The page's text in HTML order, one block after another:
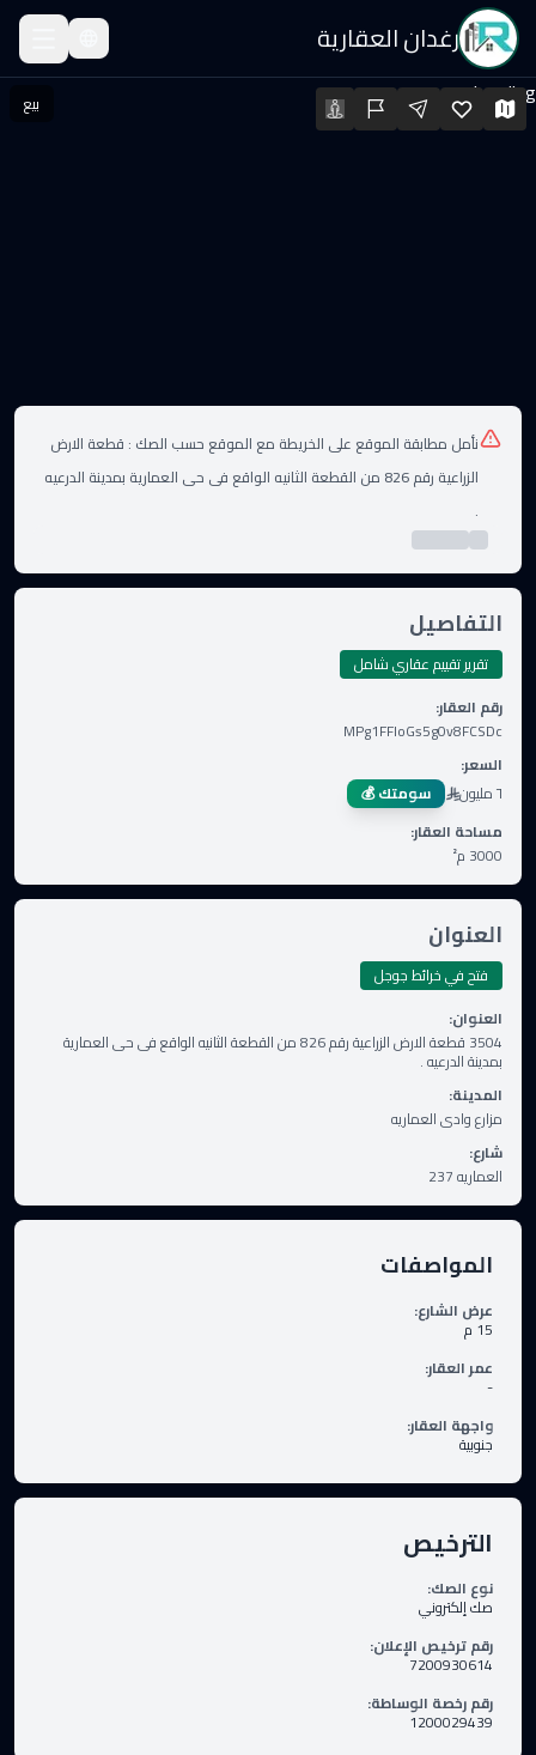
رغدان العقارية
ارض للبيع في مزارع
Loading... بيع
نأمل مطابقة الموقع على الخريطة مع الموقع حسب الصك : قطعة الارض
الزراعية رقم 826 من القطعة الثانيه الواقع فى حى العمارية بمدينة الدرعيه
.
التفاصيل
تقرير تقييم عقاري شامل
رقم العقار:
MPg1FFloGs5g0v8FCSDc
السعر:
٦ مليون
سومتك 💰
مساحة العقار:
3000 م²
العنوان
فتح في خرائط جوجل
العنوان:
3504 قطعة الارض الزراعية رقم 826 من القطعة الثانيه الواقع فى حى العمارية
بمدينة الدرعيه .
المدينة:
مزارع وادى العماريه
شارع:
العماريه 237
المواصفات
عرض الشارع:
15 م
عمر العقار:
-
واجهة العقار:
جنوبية
الترخيص
نوع الصك:
صك إلكتروني
رقم ترخيص الإعلان:
7200930614
رقم رخصة الوساطة:
1200029439